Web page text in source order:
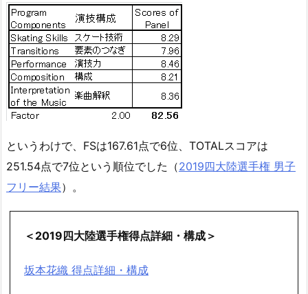
というわけで、FSは167.61点で6位、TOTALスコアは
251.54点で7位という順位でした（2019四大陸選手権 男子
フリー結果）。
＜2019四大陸選手権得点詳細・構成＞
坂本花織 得点詳細・構成